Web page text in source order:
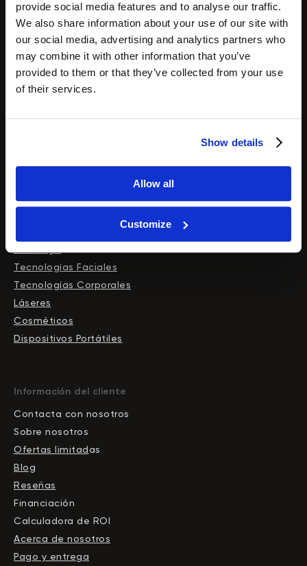
provide social media features and to analyse our traffic.
We also share information about your use of our site with
our social media, advertising and analytics partners who
may combine it with other information that you’ve
provided to them or that they’ve collected from your use
of their services.
Show details
Allow all
Customize
Radiofrecuencia
Microcorriente
Tecnología HIFU
Microdermoabrasión
Análisis de la piel
Vacuumterapia
Tecnologías Faciales
Tecnologías Corporales
Láseres
Cosméticos
Dispositivos Portátiles
Información del cliente
Contacta con nosotros
Sobre nosotros
Ofertas limitadas
Blog
Reseñas
Financiación
Calculadora de ROI
Acerca de nosotros
Pago y entrega